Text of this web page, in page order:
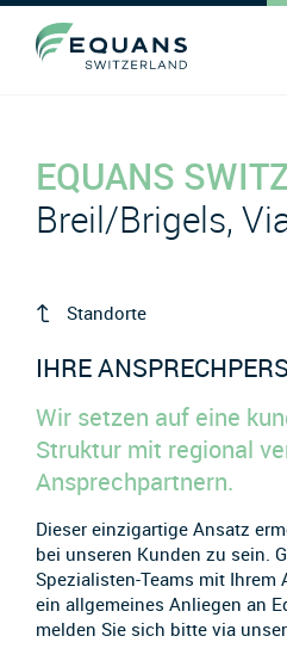
EQUANS
Breil/Brigels,
Standorte
IHRE
Wir setzen auf eine
Struktur mit regional
Ansprechpartnern.
Dieser einzigartige Ansatz
bei unseren Kunden zu sein.
Spezialisten-Teams mit Ihrem
ein allgemeines Anliegen an
melden Sie sich bitte via